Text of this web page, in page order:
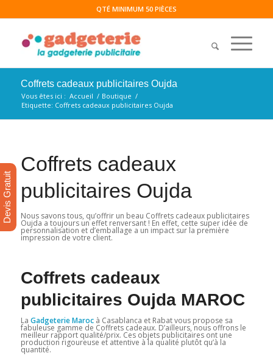
QTÉ MINIMUM 50 PIÈCES
Coffrets cadeaux publicitaires Oujda
Vous êtes ici : Accueil / Boutique /
Etiquette: Coffrets cadeaux publicitaires Oujda
Coffrets cadeaux
publicitaires Oujda
Nous savons tous, qu’offrir un beau Coffrets cadeaux publicitaires
Oujda a toujours un effet renversant ! En effet, cette super idée de
personnalisation et d’emballage a un impact sur la première
impression de votre client.
Coffrets cadeaux
publicitaires Oujda MAROC
La Gadgeterie Marocà Casablanca et Rabat vous propose sa
fabuleuse gamme de Coffrets cadeaux. D’ailleurs, nous offrons le
meilleur rapport qualité/prix. Ces objets publicitaires ont une
production rigoureuse et attentive à la qualité plutôt qu’à la
quantité.
Devis Gratuit